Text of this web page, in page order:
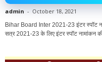
admin - October 18, 2021
Bihar Board Inter 2021-23 इंटर स्पॉट
सत्र 2021-23 के लिए इंटर स्पॉट नामांकन की